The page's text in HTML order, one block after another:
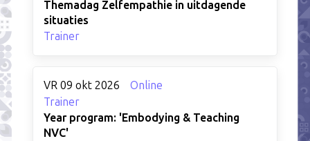
Themadag Zelfempathie in uitdagende
situaties
Trainer
VR 09 okt 2026
Online
Trainer
Year program: 'Embodying & Teaching
NVC'